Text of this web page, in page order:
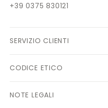
+39 0375 830121
SERVIZIO CLIENTI
CODICE ETICO
NOTE LEGALI